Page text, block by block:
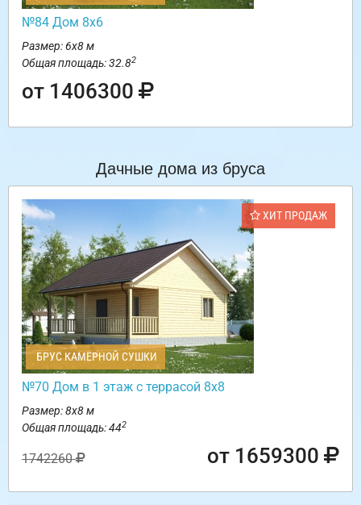
№84 Дом 8х6
Размер: 6х8 м
Общая площадь: 32.82
от 1406300
Дачные дома из бруса
ХИТ ПРОДАЖ
БРУС КАМЕРНОЙ СУШКИ
№70 Дом в 1 этаж с террасой 8х8
Размер: 8х8 м
Общая площадь: 442
1742260 от 1659300